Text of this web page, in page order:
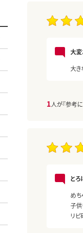
大
大き
1人が『参考
とろ
めち
子供
リピ